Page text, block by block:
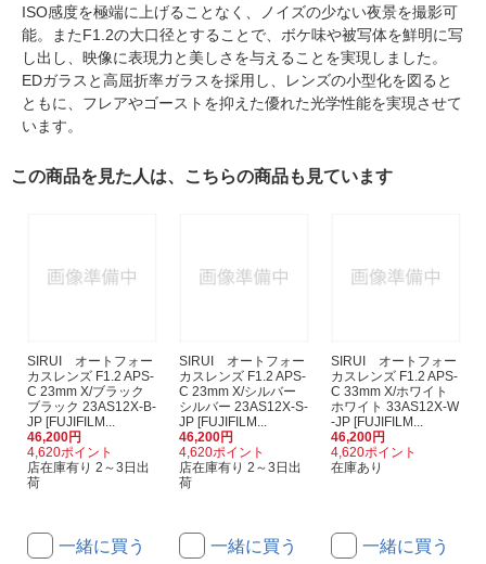
ISO感度を極端に上げることなく、ノイズの少ない夜景を撮影可
能。またF1.2の大口径とすることで、ボケ味や被写体を鮮明に写
し出し、映像に表現力と美しさを与えることを実現しました。
EDガラスと高屈折率ガラスを採用し、レンズの小型化を図ると
ともに、フレアやゴーストを抑えた優れた光学性能を実現させて
います。
この商品を見た人は、こちらの商品も見ています
SIRUI オートフォー
カスレンズ F1.2 APS-
C 23mm X/ブラック
ブラック 23AS12X-B-
JP [FUJIFILM...
46,200円
4,620ポイント
店在庫有り 2～3日出
荷
一緒に買う
SIRUI オートフォー
カスレンズ F1.2 APS-
C 23mm X/シルバー
シルバー 23AS12X-S-
JP [FUJIFILM...
46,200円
4,620ポイント
店在庫有り 2～3日出
荷
一緒に買う
SIRUI オートフォー
カスレンズ F1.2 APS-
C 33mm X/ホワイト
ホワイト 33AS12X-W
-JP [FUJIFILM...
46,200円
4,620ポイント
在庫あり
一緒に買う